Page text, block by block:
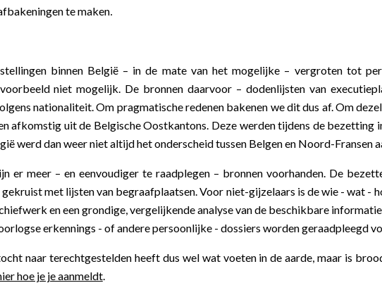
te maken.
binnen België – in de mate van het mogelijke – vergroten tot
niet mogelijk. De bronnen daarvoor – dodenlijsten van
nationaliteit. Om pragmatische redenen bakenen we dit dus af. Om
afkomstig uit de Belgische Oostkantons. Deze werden tijdens de bezetting
werd dan weer niet altijd het onderscheid tussen Belgen en Noord-Fransen
er meer – en eenvoudiger te raadplegen – bronnen voorhanden. De
met lijsten van begraafplaatsen. Voor niet-gijzelaars is de wie - wat -
en een grondige, vergelijkende analyse van de beschikbare
erkennings - of andere persoonlijke - dossiers worden geraadpleegd
naar terechtgestelden heeft dus wel wat voeten in de aarde, maar is
hoe je je aanmeldt.